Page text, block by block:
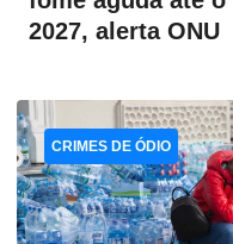
2027, alerta ONU
CRIMES DE ÓDIO